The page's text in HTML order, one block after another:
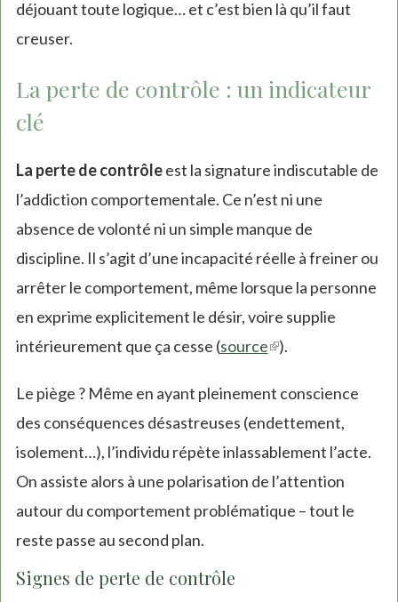
déjouant toute logique… et c’est bien là qu’il faut
creuser.
La perte de contrôle : un indicateur
clé
La perte de contrôleest la signature indiscutable de
l’addiction comportementale. Ce n’est ni une
absence de volonté ni un simple manque de
discipline. Il s’agit d’une incapacité réelle à freiner ou
arrêter le comportement, même lorsque la personne
en exprime explicitement le désir, voire supplie
intérieurement que ça cesse (source(link
external)
).
Le piège ? Même en ayant pleinement conscience
des conséquences désastreuses (endettement,
isolement…), l’individu répète inlassablement l’acte.
On assiste alors à une polarisation de l’attention
autour du comportement problématique – tout le
reste passe au second plan.
Signes de perte de contrôle